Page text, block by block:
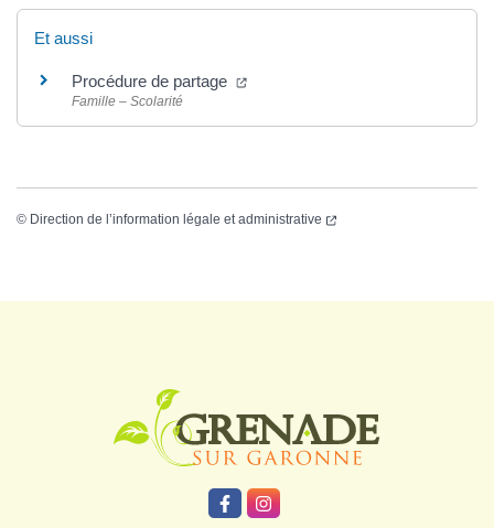
Et aussi
Procédure de partage
Famille – Scolarité
© Direction de l’information légale et administrative
Lien vers le compte Facebook
Lien vers le compte